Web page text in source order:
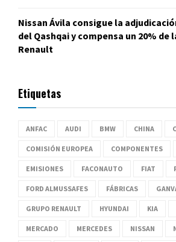
Nissan Ávila consigue la
del Qashqai y compensa un 20% de
Renault
Etiquetas
ANFAC AUDI BMW CHINA
COMISIÓN EUROPEA COMPONENTES
EMISIONES FACONAUTO FIAT
FORD ALMUSSAFES FÁBRICAS
GRUPO RENAULT HYUNDAI KIA
MERCADO MERCEDES NISSAN